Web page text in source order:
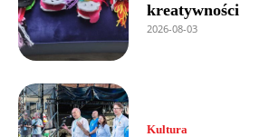
kreatywności
2026-08-03
Kultura